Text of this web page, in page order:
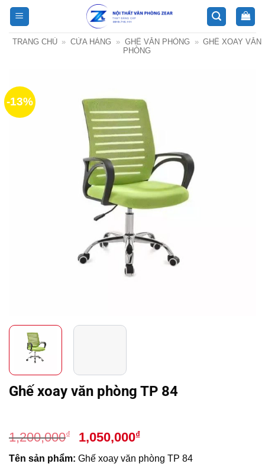
Bỏ
qua
nội
TRANG CHỦ » CỬA HÀNG » GHẾ VĂN PHÒNG » GHẾ XOAY VĂN
PHÒNG
-13%
Ghế xoay văn phòng TP 84
1,200,000₫
Giá
gốc
1,050,000₫Giá
hiện
Tên sản phẩm: Ghế xoay văn phòng TP 84